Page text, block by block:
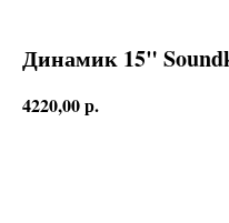
Динамик 15"
4220,00р.